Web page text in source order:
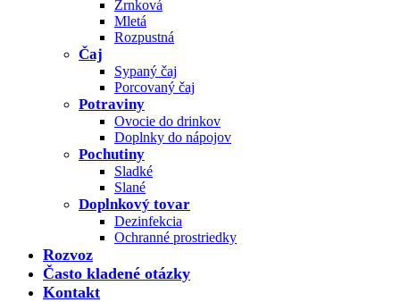
Zrnková
Mletá
Rozpustná
Čaj
Sypaný čaj
Porcovaný čaj
Potraviny
Ovocie do drinkov
Doplnky do nápojov
Pochutiny
Sladké
Slané
Doplnkový tovar
Dezinfekcia
Ochranné prostriedky
Rozvoz
Často kladené otázky
Kontakt